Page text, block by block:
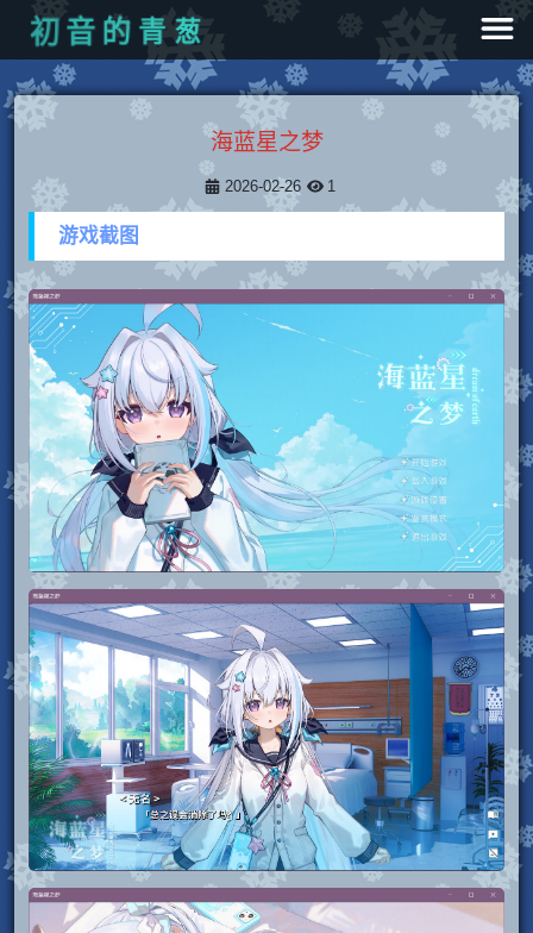
初 音 的 青 葱
海蓝星之梦
2026-02-26 1
游戏截图